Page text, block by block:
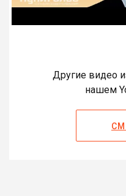
Другие видео
нашем